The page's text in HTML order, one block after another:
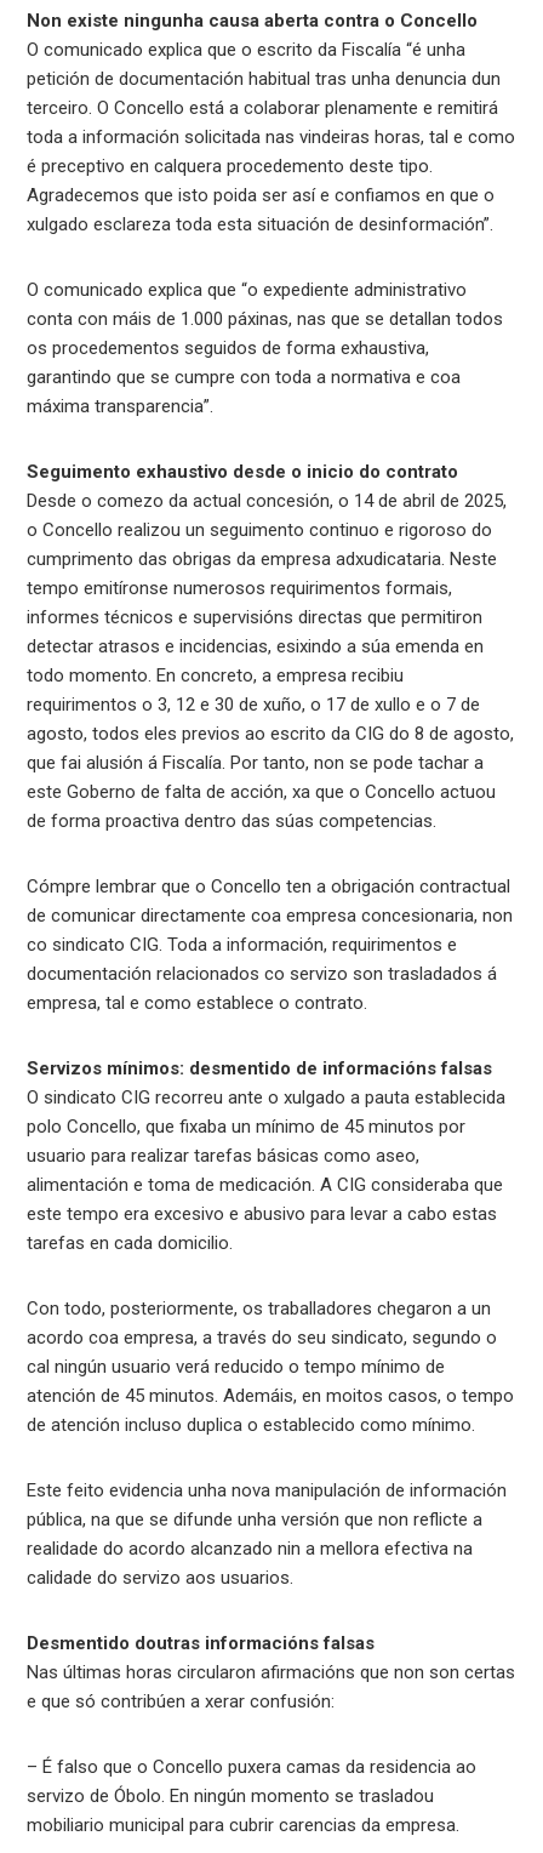
Non existe ningunha causa aberta contra o Concello
O comunicado explica que o escrito da Fiscalía “é unha
petición de documentación habitual tras unha denuncia dun
terceiro. O Concello está a colaborar plenamente e remitirá
toda a información solicitada nas vindeiras horas, tal e como
é preceptivo en calquera procedemento deste tipo.
Agradecemos que isto poida ser así e confiamos en que o
xulgado esclareza toda esta situación de desinformación”.
O comunicado explica que “o expediente administrativo
conta con máis de 1.000 páxinas, nas que se detallan todos
os procedementos seguidos de forma exhaustiva,
garantindo que se cumpre con toda a normativa e coa
máxima transparencia”.
Seguimento exhaustivo desde o inicio do contrato
Desde o comezo da actual concesión, o 14 de abril de 2025,
o Concello realizou un seguimento continuo e rigoroso do
cumprimento das obrigas da empresa adxudicataria. Neste
tempo emitíronse numerosos requirimentos formais,
informes técnicos e supervisións directas que permitiron
detectar atrasos e incidencias, esixindo a súa emenda en
todo momento. En concreto, a empresa recibiu
requirimentos o 3, 12 e 30 de xuño, o 17 de xullo e o 7 de
agosto, todos eles previos ao escrito da CIG do 8 de agosto,
que fai alusión á Fiscalía. Por tanto, non se pode tachar a
este Goberno de falta de acción, xa que o Concello actuou
de forma proactiva dentro das súas competencias.
Cómpre lembrar que o Concello ten a obrigación contractual
de comunicar directamente coa empresa concesionaria, non
co sindicato CIG. Toda a información, requirimentos e
documentación relacionados co servizo son trasladados á
empresa, tal e como establece o contrato.
Servizos mínimos: desmentido de informacións falsas
O sindicato CIG recorreu ante o xulgado a pauta establecida
polo Concello, que fixaba un mínimo de 45 minutos por
usuario para realizar tarefas básicas como aseo,
alimentación e toma de medicación. A CIG consideraba que
este tempo era excesivo e abusivo para levar a cabo estas
tarefas en cada domicilio.
Con todo, posteriormente, os traballadores chegaron a un
acordo coa empresa, a través do seu sindicato, segundo o
cal ningún usuario verá reducido o tempo mínimo de
atención de 45 minutos. Ademáis, en moitos casos, o tempo
de atención incluso duplica o establecido como mínimo.
Este feito evidencia unha nova manipulación de información
pública, na que se difunde unha versión que non reflicte a
realidade do acordo alcanzado nin a mellora efectiva na
calidade do servizo aos usuarios.
Desmentido doutras informacións falsas
Nas últimas horas circularon afirmacións que non son certas
e que só contribúen a xerar confusión:
– É falso que o Concello puxera camas da residencia ao
servizo de Óbolo. En ningún momento se trasladou
mobiliario municipal para cubrir carencias da empresa.